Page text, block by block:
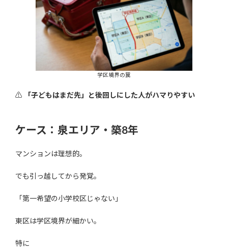
学区境界の罠
⚠ 「子どもはまだ先」と後回しにした人がハマりやすい
ケース：泉エリア・築8年
マンションは理想的。
でも引っ越してから発覚。
「第一希望の小学校区じゃない」
東区は学区境界が細かい。
特に